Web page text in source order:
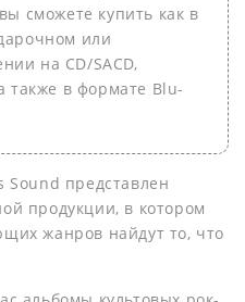
сможете купить как в
или
на СD/SACD,
также в формате Blu-
Sound представлен
продукции, в котором
жанров найдут то, что